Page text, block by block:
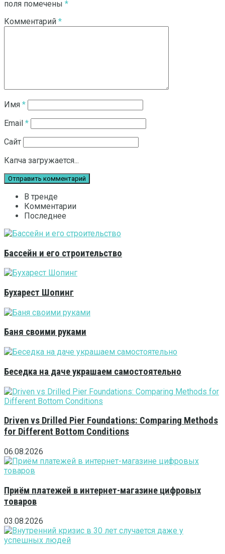
поля помечены *
Комментарий *
Имя *
Email *
Сайт
Капча загружается...
В тренде
Комментарии
Последнее
Бассейн и его строительство
Бухарест Шопинг
Баня своими руками
Беседка на даче украшаем самостоятельно
Driven vs Drilled Pier Foundations: Comparing Methods
for Different Bottom Conditions
06.08.2026
Приём платежей в интернет-магазине цифровых
товаров
03.08.2026